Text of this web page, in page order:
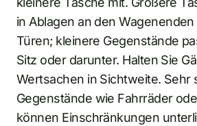
in Ablagen an den
Türen; kleinere Gegenstände
Sitz oder darunter. Halten Sie
Wertsachen in Sichtweite. Sehr
Gegenstände wie Fahrräder
können Einschränkungen